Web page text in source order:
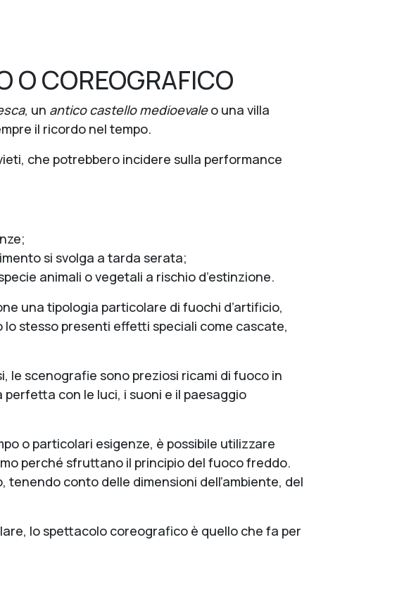
O COREOGRAFICO
, un antico castello medioevaleo una villa
il ricordo nel tempo.
che potrebbero incidere sulla performance
si svolga a tarda serata;
animali o vegetali a rischio d’estinzione.
una tipologia particolare di fuochi d’artificio,
stesso presenti effetti speciali come cascate,
le scenografie sono preziosi ricami di fuoco in
perfetta con le luci, i suoni e il paesaggio
o particolari esigenze, è possibile utilizzare
perché sfruttano il principio del fuoco freddo.
conto delle dimensioni dell’ambiente, del
lo spettacolo coreografico è quello che fa per